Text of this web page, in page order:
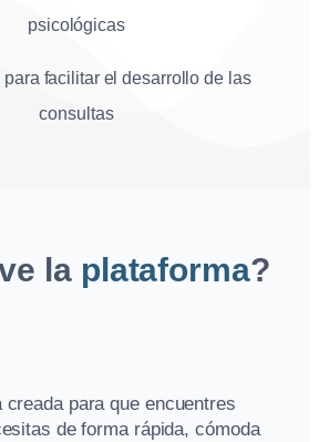
psicológicas
para facilitar el desarrollo de las
consultas
la plataforma?
creada para que encuentres
de forma rápida, cómoda